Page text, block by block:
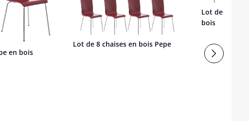
en bois
Lot de 8 chaises en bois Pepe
Lot de 4
bois